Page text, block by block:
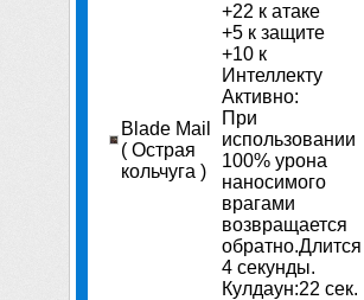
Blade Mail
( Острая
кольчуга )
+22 к атаке
+5 к защите
+10 к
Интеллекту
Активно:
При
использовании
100% урона
наносимого
врагами
возвращается
обратно.Длится
4 секунды.
Кулдаун:22 сек.